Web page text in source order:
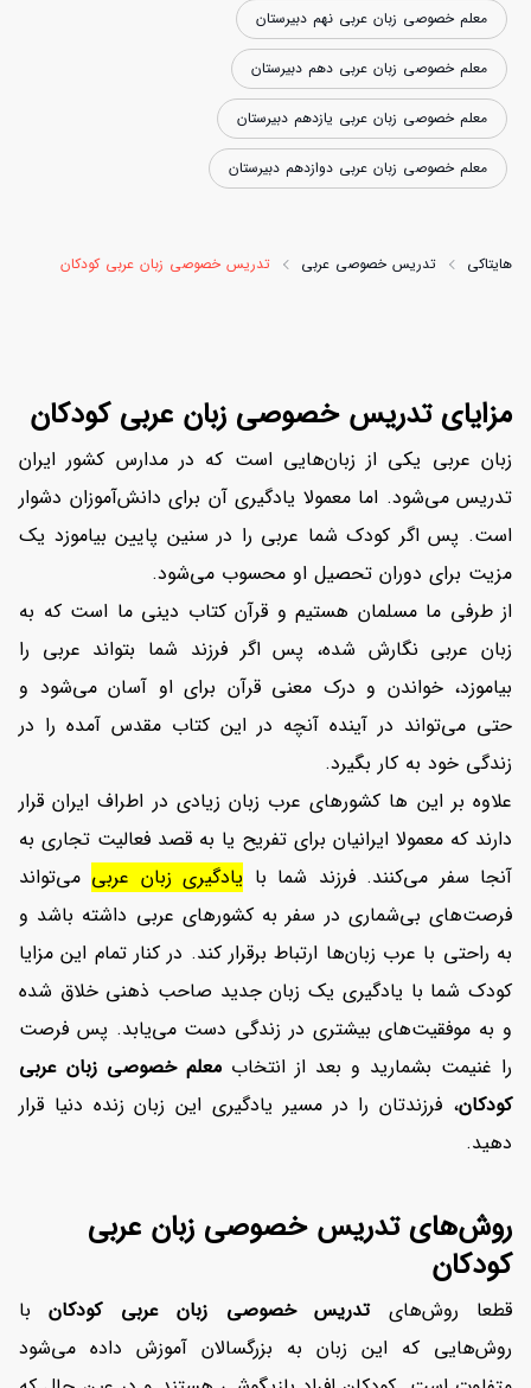
معلم خصوصی زبان عربی نهم دبیرستان
معلم خصوصی زبان عربی دهم دبیرستان
معلم خصوصی زبان عربی یازدهم دبیرستان
معلم خصوصی زبان عربی دوازدهم دبیرستان
هایتاکی تدریس خصوصی عربی تدریس خصوصی زبان عربی کودکان
مزایای تدریس خصوصی زبان عربی کودکان
زبان عربی یکی از زبان‌هایی است که در مدارس کشور ایران
تدریس می‌شود. اما معمولا یادگیری آن برای دانش‌آموزان دشوار
است. پس اگر کودک شما عربی را در سنین پایین بیاموزد یک
مزیت برای دوران تحصیل او محسوب می‌شود.
از طرفی ما مسلمان هستیم و قرآن کتاب دینی ما است که به
زبان عربی نگارش شده، پس اگر فرزند شما بتواند عربی را
بیاموزد، خواندن و درک معنی قرآن برای او آسان می‌شود و
حتی می‌تواند در آینده آنچه در این کتاب مقدس آمده را در
زندگی خود به کار بگیرد.
علاوه بر این ها کشورهای عرب زبان زیادی در اطراف ایران قرار
دارند که معمولا ایرانیان برای تفریح یا به قصد فعالیت تجاری به
آنجا سفر می‌کنند. فرزند شما با یادگیری زبان عربی می‌تواند
فرصت‌های بی‌شماری در سفر به کشورهای عربی داشته باشد و
به راحتی با عرب زبان‌ها ارتباط برقرار کند. در کنار تمام این مزایا
کودک شما با یادگیری یک زبان جدید صاحب ذهنی خلاق شده
و به موفقیت‌های بیشتری در زندگی دست می‌یابد. پس فرصت
را غنیمت بشمارید و بعد از انتخاب معلم خصوصی زبان عربی
کودکان، فرزندتان را در مسیر یادگیری این زبان زنده دنیا قرار
دهید.
روش‌های تدریس خصوصی زبان عربی
کودکان
قطعا روش‌هایتدریس خصوصی زبان عربی کودکانبا
روش‌هایی که این زبان به بزرگسالان آموزش داده می‌شود